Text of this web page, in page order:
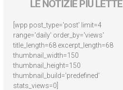
LE NOTIZIE PIÙ LETTE
[wpp post_type='post' limit=4
range='daily' order_by='views'
title_length=68 excerpt_length=68
thumbnail_width=150
thumbnail_height=150
thumbnail_build='predefined'
stats_views=0]